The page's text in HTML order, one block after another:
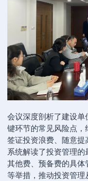
会议深度剖析了建设
键环节的常见风险点，
签证投资浪费、随意
系统解读了投资管理
其他费、预备费的具
等举措，推动投资管